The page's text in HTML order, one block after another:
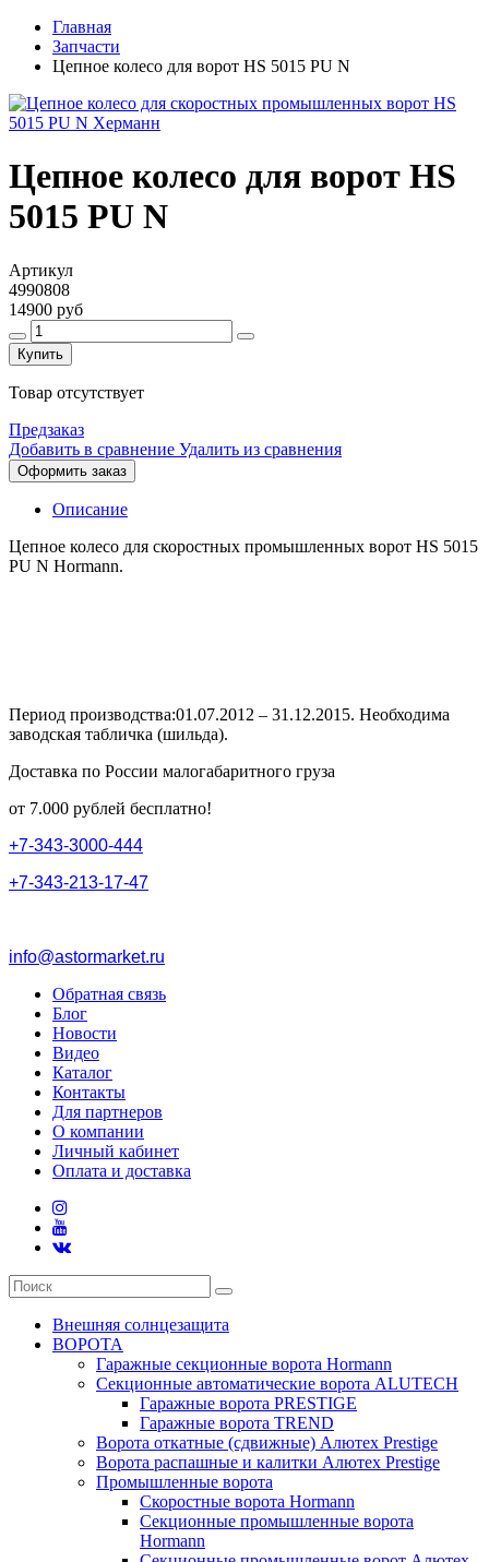
Главная
Запчасти
Цепное колесо для ворот HS 5015 PU N
Цепное колесо для ворот HS
5015 PU N
Артикул
4990808
14900 руб
Купить
Товар отсутствует
Предзаказ
Добавить в сравнение Удалить из сравнения
Оформить заказ
Описание
Цепное колесо для скоростных промышленных ворот HS 5015
PU N Hormann.
Период производства:01.07.2012 – 31.12.2015. Необходима
заводская табличка (шильда).
Доставка по России малогабаритного груза
от 7.000 рублей бесплатно!
+7-343-3000-444
+7-343-213-17-47
info@astormarket.ru
Обратная связь
Блог
Новости
Видео
Каталог
Контакты
Для партнеров
О компании
Личный кабинет
Оплата и доставка
Внешняя солнцезащита
ВОРОТА
Гаражные секционные ворота Hormann
Секционные автоматические ворота ALUTECH
Гаражные ворота PRESTIGE
Гаражные ворота TREND
Ворота откатные (сдвижные) Алютех Prestige
Ворота распашные и калитки Алютех Prestige
Промышленные ворота
Скоростные ворота Hormann
Секционные промышленные ворота
Hormann